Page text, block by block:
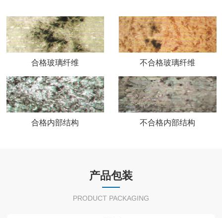
合格玻璃纤维 不合格玻璃纤维
合格内部结构 不合格内部结构
产品包装
PRODUCT PACKAGING